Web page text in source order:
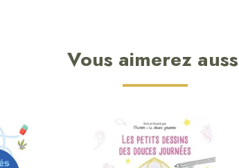
Vous aimerez